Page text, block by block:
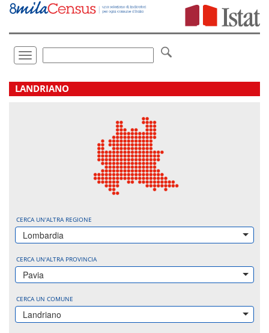
Vai
direttamente
Toggle
navigation
LANDRIANO
CERCA UN'ALTRA REGIONE
Lombardia
CERCA UN'ALTRA PROVINCIA
Pavia
CERCA UN COMUNE
Landriano